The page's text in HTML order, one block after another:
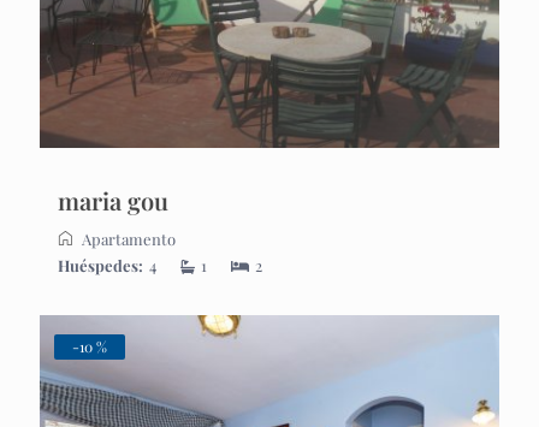
maria gou
Apartamento
Huéspedes: 4 1 2
-10 %